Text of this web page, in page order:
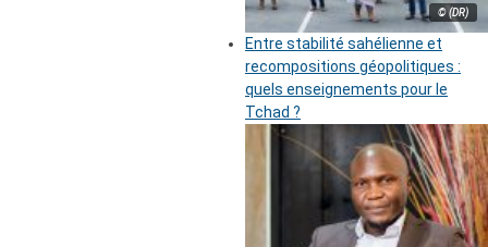
© (DR)
Entre stabilité sahélienne et
recompositions géopolitiques :
quels enseignements pour le
Tchad ?